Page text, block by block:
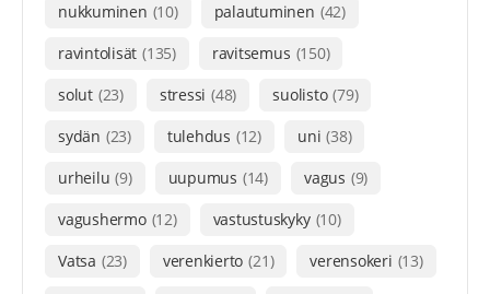
nukkuminen (10) palautuminen (42)
ravintolisät (135) ravitsemus (150)
solut (23) stressi (48) suolisto (79)
sydän (23) tulehdus (12) uni (38)
urheilu (9) uupumus (14) vagus (9)
vagushermo (12) vastustuskyky (10)
Vatsa (23) verenkierto (21) verensokeri (13)